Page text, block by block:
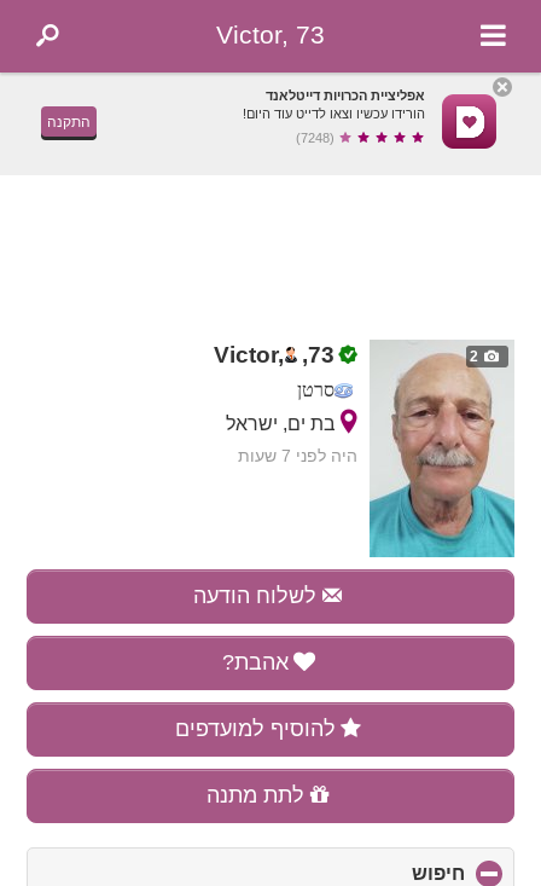
Victor, 73
אפליציית הכרויות דייטלאנד
הורידו עכשיו וצאו לדייט עוד היום!
(7248)
התקנה
2
Victor, ,73
סרטן
בת ים, ישראל
היה לפני 7 שעות
לשלוח הודעה
אהבת?
להוסיף למועדפים
לתת מתנה
חיפוש